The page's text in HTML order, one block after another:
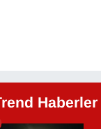
Haberler